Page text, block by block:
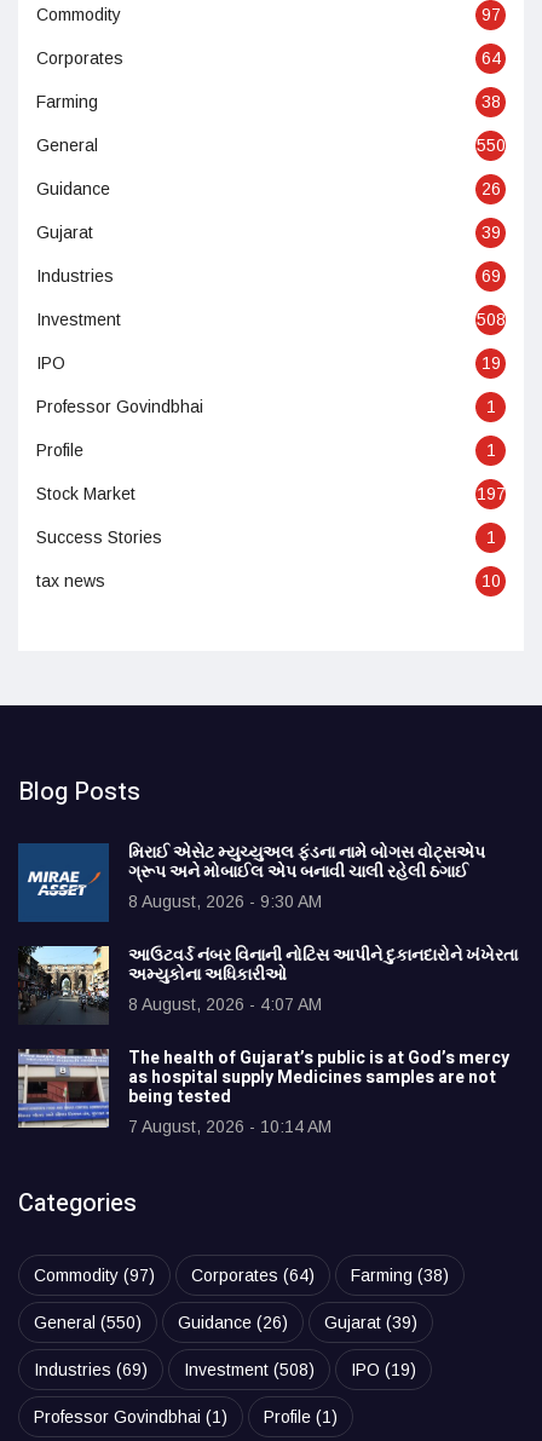
Commodity 97
Corporates 64
Farming 38
General 550
Guidance 26
Gujarat 39
Industries 69
Investment 508
IPO 19
Professor Govindbhai 1
Profile 1
Stock Market 197
Success Stories 1
tax news 10
Blog Posts
મિરાઈ એસેટ મ્યુચ્યુઅલ ફંડના નામે બોગસ વોટ્સએપ
ગ્રૂપ અને મોબાઈલ એપ બનાવી ચાલી રહેલી ઠગાઈ
8 August, 2026 - 9:30 AM
આઉટવર્ડ નંબર વિનાની નોટિસ આપીને દુકાનદારોને ખંખેરતા
અમ્યુકોના અધિકારીઓ
8 August, 2026 - 4:07 AM
The health of Gujarat’s public is at God’s mercy
as hospital supply Medicines samples are not
being tested
7 August, 2026 - 10:14 AM
Categories
Commodity (97) Corporates (64) Farming (38)
General (550) Guidance (26) Gujarat (39)
Industries (69) Investment (508) IPO (19)
Professor Govindbhai (1) Profile (1)